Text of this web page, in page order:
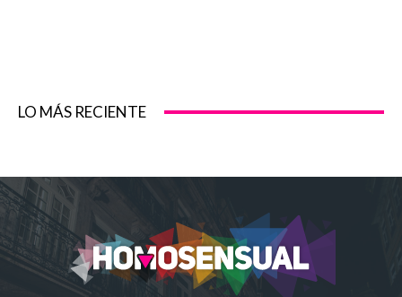
LO MÁS RECIENTE